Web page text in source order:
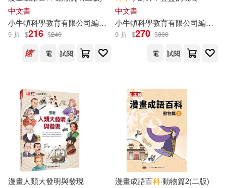
其他 (可複選)
現在可購買商品(504)
作者/演唱/譯/編/繪(525)
價格
範圍
中文書
小牛頓科學教育有限公司編輯 團隊
9 折 $216 $240
電
試閱
中文書
小牛頓科學教育有限公司編輯
9 折 $270 $300
電
試閱
漫畫人類大發明與發現
漫畫成語百科·動物篇2(二版)